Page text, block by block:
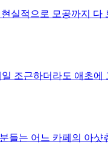
실적으로 모공까지 다
조근하더라도 애초에
들는 어느 카페의 아샷